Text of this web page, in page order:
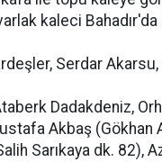
kaleci Bahadır'da
Serdar Akarsu,
Dadakdeniz,
Akbaş (Gökhan
Sarıkaya dk. 82),